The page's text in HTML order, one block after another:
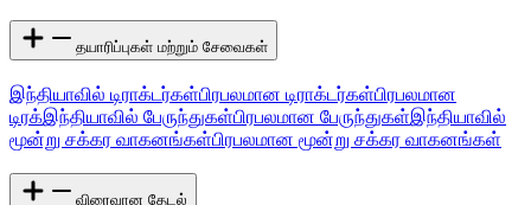
தயாரிப்புகள் மற்றும் சேவைகள்
இந்தியாவில் டிராக்டர்கள்பிரபலமான டிராக்டர்கள்பிரபலமான
டிரக்இந்தியாவில் பேருந்துகள்பிரபலமான பேருந்துகள்இந்தியாவில்
மூன்று சக்கர வாகனங்கள்பிரபலமான மூன்று சக்கர வாகனங்கள்
விரைவான தேடல்